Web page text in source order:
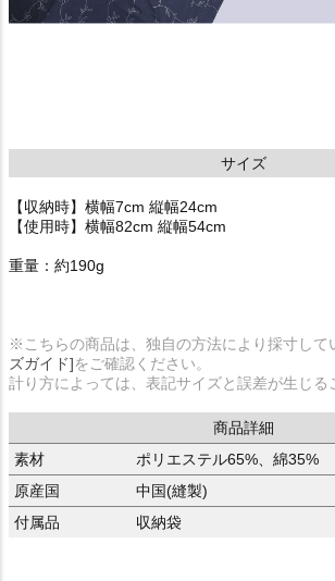
サイズ
【収納時】横幅7cm 縦幅24cm
【使用時】横幅82cm 縦幅54cm
重量：約190g
※こちらの商品は、独自の方法により採寸して
ズガイド]をご確認ください。
計り方によっては、表記サイズと誤差が生じる
商品詳細
素材
ポリエステル65%、綿35%
原産国
中国(縫製)
付属品
収納袋